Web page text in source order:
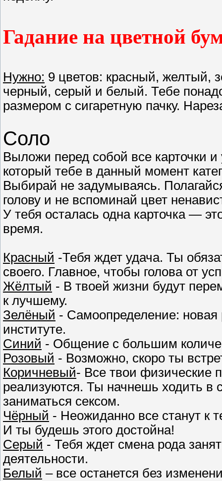
Гадание на цветной
Нужно: 9 цветов: красный, желтый,
черный, серый и белый. Тебе
размером с сигаретную пачку.
Соло
Выложи перед собой все карточки
который тебе в данный момент
Выбирай не задумываясь.
голову и не вспоминай цвет
У тебя осталась одна карточка —
время.
Красный -Тебя ждет удача. Ты
своего. Главное, чтобы голова от
Жёлтый - В твоей жизни будут
к лучшему.
Зелёный - Самоопределение: новая
институте.
Синий - Общение с большим
Розовый - Возможно, скоро ты
Коричневый- Все твои физические
реализуются. Ты начнешь ходить в
заниматься сексом.
Чёрный - Неожиданно все станут к
И ты будешь этого достойна!
Серый - Тебя ждет смена рода
деятельности.
Белый – все останется без